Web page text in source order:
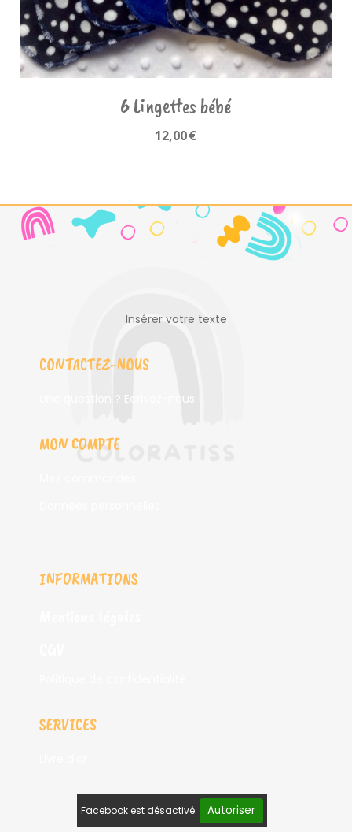
6 Lingettes bébé
12,00€
Insérer votre texte
CONTACTEZ-NOUS
Une question ? Ecrivez-nous !
MON COMPTE
INFORMATIONS
SERVICES
Facebook est désactivé. Autoriser